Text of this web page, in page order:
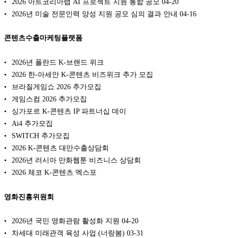
2026년 미술 전문인력 양성 지원 공모 심의 결과 안내 04-16
콘텐츠수출마케팅플랫폼
2026년 폴란드 K-브랜드 위크
2026 한-아세안 K-콘텐츠 비즈위크 추가 모집
브라질게임쇼 2026 추가모집
게임스컴 2026 추가모집
싱가포르 K-콘텐츠 IP 파트너십 데이
Ai4 추가모집
SWITCH 추가모집
2026 K-콘텐츠 대만수출상담회
2026년 러시아 만화웹툰 비즈니스 상담회
2026 체코 K-콘텐츠 엑스포
영화진흥위원회
2026년 국민 영화관람 활성화 지원 04-20
차세대 미래관객 육성 사업 (너랑봄) 03-31